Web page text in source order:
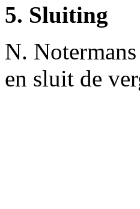
5. Sluiting
N.
en sluit de